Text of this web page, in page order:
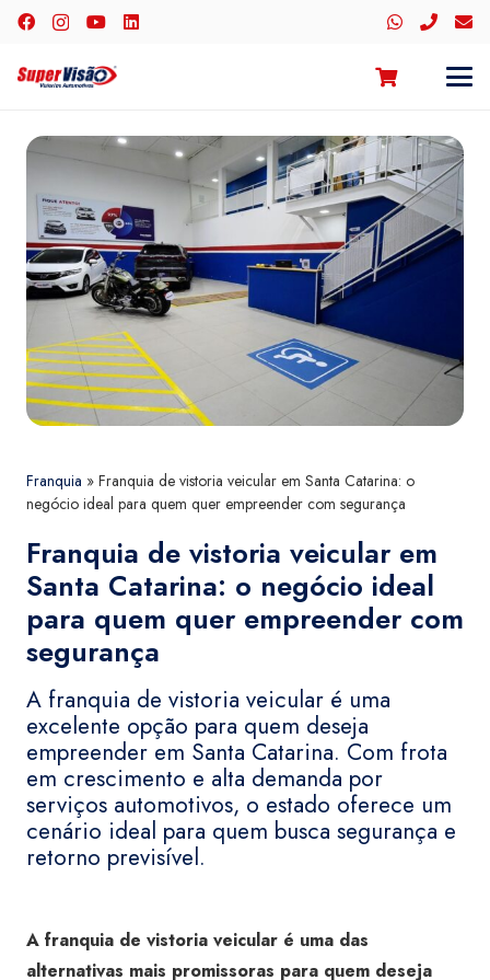
Franquia » Franquia de vistoria veicular em Santa Catarina: o
negócio ideal para quem quer empreender com segurança
Franquia de vistoria veicular em
Santa Catarina: o negócio ideal
para quem quer empreender com
segurança
A franquia de vistoria veicular é uma
excelente opção para quem deseja
empreender em Santa Catarina. Com frota
em crescimento e alta demanda por
serviços automotivos, o estado oferece um
cenário ideal para quem busca segurança e
retorno previsível.
A franquia de vistoria veicular é uma das
alternativas mais promissoras para quem deseja